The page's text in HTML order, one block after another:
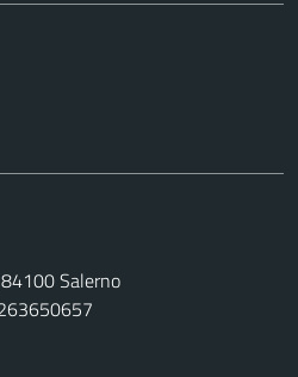
Salerno